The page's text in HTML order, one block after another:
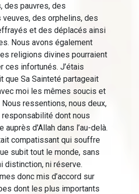
des pauvres, des
des orphelins, des
et des déplacés ainsi
Nous avons également
religions divines pourraient
ces infortunés. J’étais
que Sa Sainteté partageait
moi les mêmes soucis et
ressentions, nous deux,
responsabilité dont nous
auprès d'Allah dans l’au-delà.
compatissant qui souffre
subit tout le monde, sans
distinction, ni réserve.
donc mis d’accord sur
dont les plus importants